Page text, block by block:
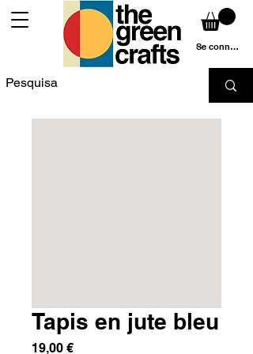
Se connecter
Tapis en jute bleu
19,00 €Prix